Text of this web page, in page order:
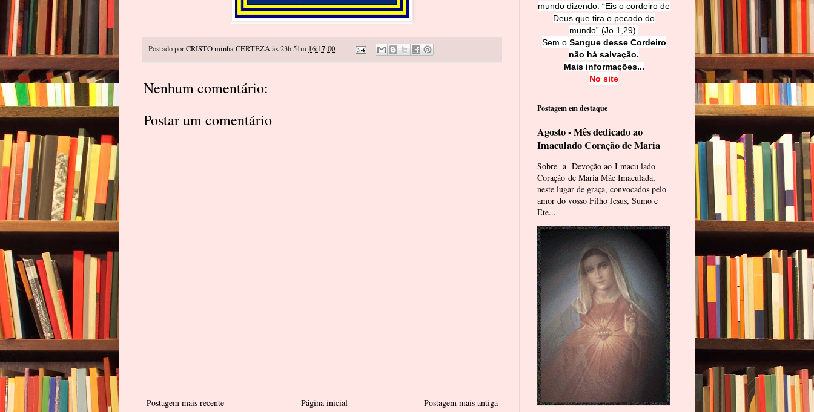
Postado porCRISTO minha CERTEZAàs 23h 51m 16:17:00
Nenhum comentário:
Postar um comentário
Postagem mais recente Postagem mais antiga
Página inicial
mundo dizendo: “Eis o cordeiro de
Deus que tira o pecado do
mundo” (Jo 1,29).
Sem o Sangue desse Cordeiro
não há salvação.
Mais informações...
No site
Postagem em destaque
Agosto - Mês dedicado ao
Imaculado Coração de Maria
Sobre a Devoção ao I macu lado
Coração de Maria Mãe Imaculada,
neste lugar de graça, convocados pelo
amor do vosso Filho Jesus, Sumo e
Ete...